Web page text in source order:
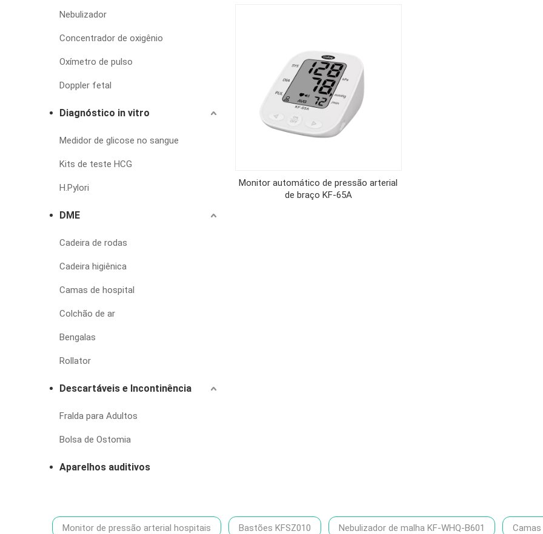
Nebulizador
Concentrador de oxigênio
Oxímetro de pulso
Doppler fetal
Diagnóstico in vitro
Medidor de glicose no sangue
Kits de teste HCG
H.Pylori
DME
Cadeira de rodas
Cadeira higiênica
Camas de hospital
Colchão de ar
Bengalas
Rollator
Descartáveis e Incontinência
Fralda para Adultos
Bolsa de Ostomia
Aparelhos auditivos
Monitor automático de pressão arterial
de braço KF-65A
Monitor de pressão arterial hospitais Bastões KFSZ010 Nebulizador de malha KF-WHQ-B601